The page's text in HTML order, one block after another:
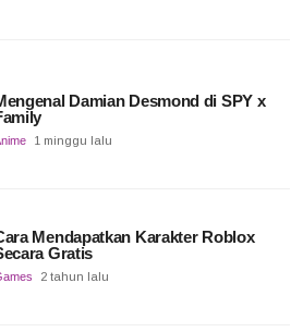
Damian Desmond di SPY x
1 minggu lalu
Mendapatkan Karakter Roblox
Gratis
2 tahun lalu